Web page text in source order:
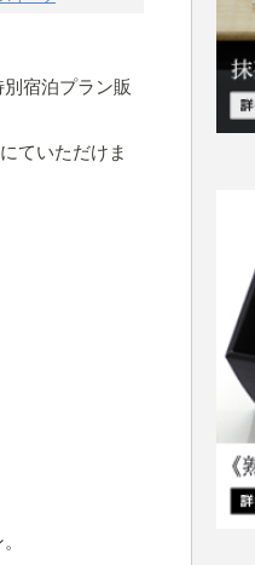
宿泊プラン販
ていただけま